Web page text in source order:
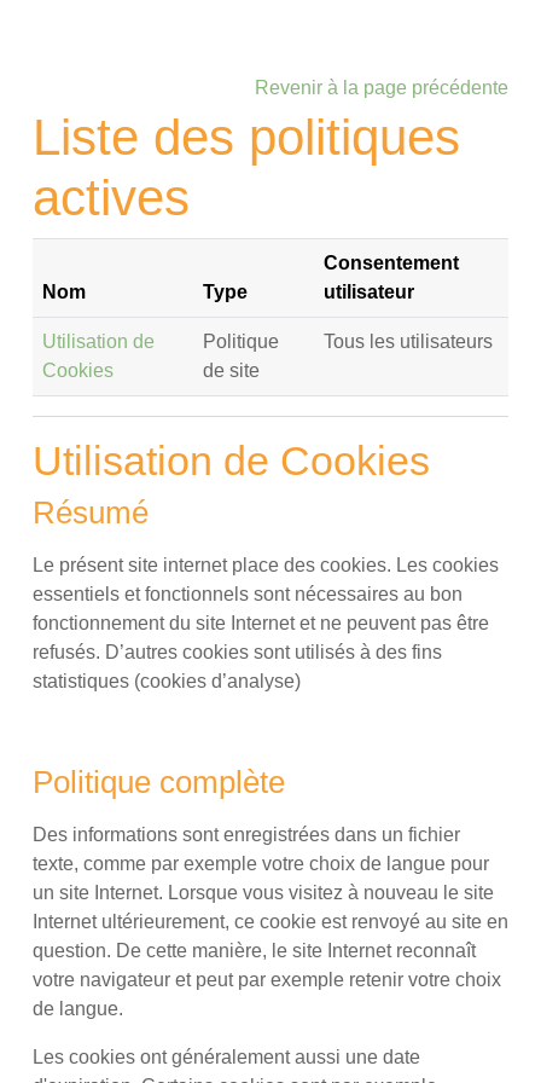
Revenir à la page précédente
Liste des politiques
actives
Nom Type
Consentement
utilisateur
Utilisation de
Cookies
Politique
de site
Tous les utilisateurs
Utilisation de Cookies
Résumé
Le présent site internet place des cookies. Les cookies
essentiels et fonctionnels sont nécessaires au bon
fonctionnement du site Internet et ne peuvent pas être
refusés. D’autres cookies sont utilisés à des fins
statistiques (cookies d’analyse)
Politique complète
Des informations sont enregistrées dans un fichier
texte, comme par exemple votre choix de langue pour
un site Internet. Lorsque vous visitez à nouveau le site
Internet ultérieurement, ce cookie est renvoyé au site en
question. De cette manière, le site Internet reconnaît
votre navigateur et peut par exemple retenir votre choix
de langue.
Les cookies ont généralement aussi une date